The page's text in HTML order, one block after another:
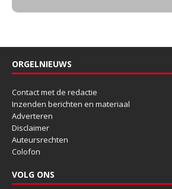
ORGELNIEUWS
Contact met de redactie
Inzenden berichten en materiaal
Adverteren
Disclaimer
Auteursrechten
Colofon
VOLG ONS